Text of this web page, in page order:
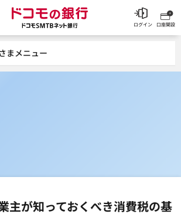
ドコモの銀行 ドコモ
口座開設
ログイン
主が知っておくべき消費税の基
まメニュー